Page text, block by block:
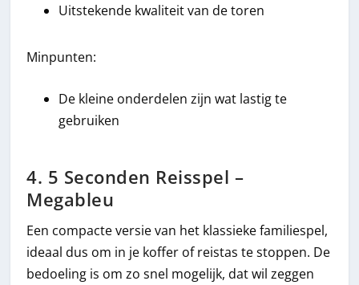
Uitstekende kwaliteit van de toren
Minpunten:
De kleine onderdelen zijn wat lastig te
gebruiken
4. 5 Seconden Reisspel –
Megableu
Een compacte versie van het klassieke familiespel,
ideaal dus om in je koffer of reistas te stoppen. De
bedoeling is om zo snel mogelijk, dat wil zeggen